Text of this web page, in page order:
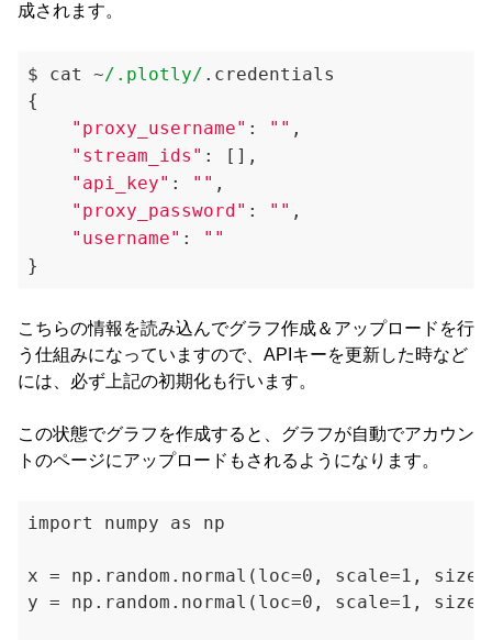
成されます。
$ cat ~/.plotly/ .credentials
{
"proxy_username" : "" ,
"stream_ids" : [],
"api_key" : " " ,
"proxy_password" : "" ,
"username" : " "
こちらの情報を読み込んでグラフ作成＆アップロードを行
う仕組みになっていますので、APIキーを更新した時など
には、必ず上記の初期化も行います。
この状態でグラフを作成すると、グラフが自動でアカウン
トのページにアップロードもされるようになります。
import numpy as np
x = np.random.normal(loc=0, scale=1,
y = np.random.normal(loc=0, scale=1,